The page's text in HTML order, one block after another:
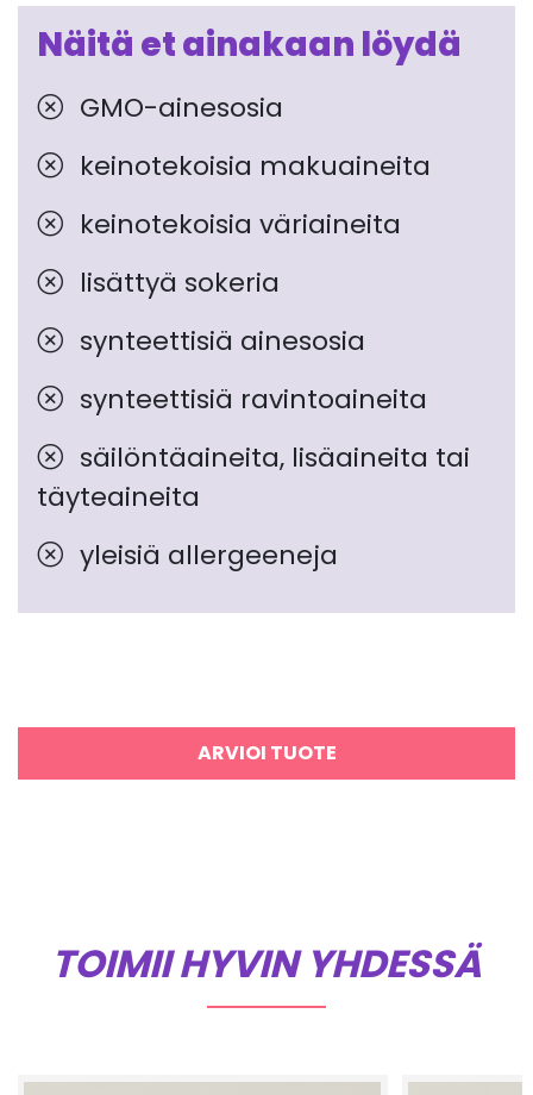
Näitä et ainakaan löydä
GMO-ainesosia
keinotekoisia makuaineita
keinotekoisia väriaineita
lisättyä sokeria
synteettisiä ainesosia
synteettisiä ravintoaineita
säilöntäaineita, lisäaineita tai
täyteaineita
yleisiä allergeeneja
ARVIOI TUOTE
TOIMII HYVIN YHDESSÄ